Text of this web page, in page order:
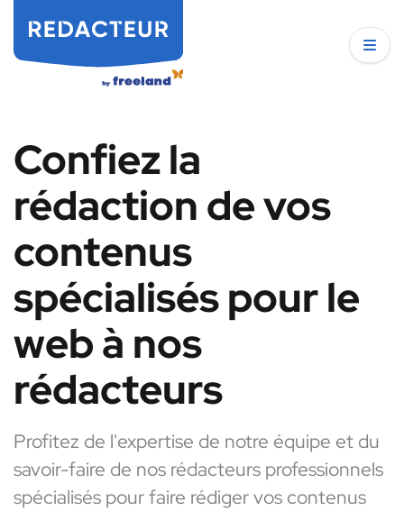
Confiez la
rédaction de vos
contenus
spécialisés pour le
web à nos
rédacteurs
Profitez de l'expertise de notre équipe et du
savoir-faire de nos rédacteurs professionnels
spécialisés pour faire rédiger vos contenus